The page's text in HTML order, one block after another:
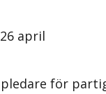
april
för